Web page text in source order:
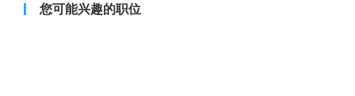
您可能兴趣的职位